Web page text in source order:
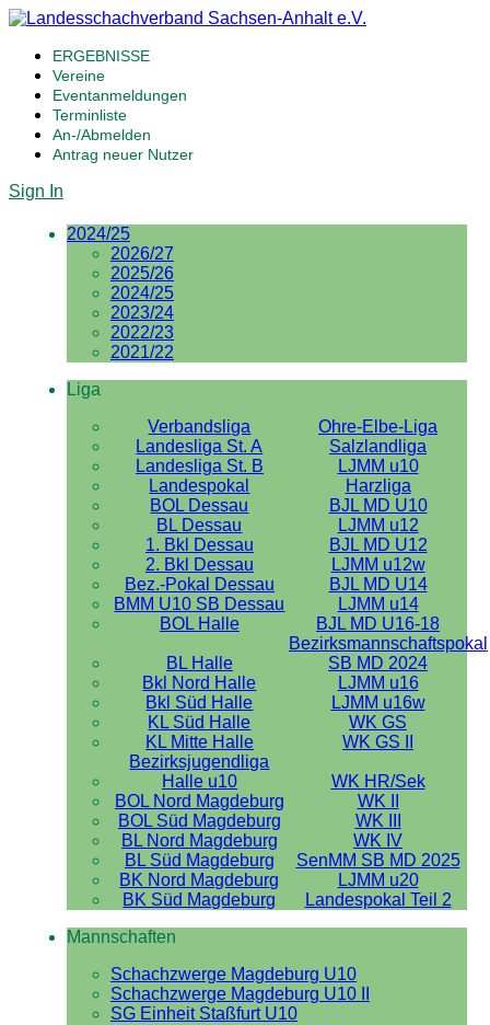
ERGEBNISSE
Vereine
Eventanmeldungen
Terminliste
An-/Abmelden
Antrag neuer Nutzer
Sign In
2024/25
2026/27
2025/26
2024/25
2023/24
2022/23
2021/22
Liga
Verbandsliga
Ohre-Elbe-Liga
Landesliga St. A
Salzlandliga
Landesliga St. B
LJMM u10
Landespokal
Harzliga
BOL Dessau
BJL MD U10
BL Dessau
LJMM u12
1. Bkl Dessau
BJL MD U12
2. Bkl Dessau
LJMM u12w
Bez.-Pokal Dessau
BJL MD U14
BMM U10 SB Dessau
LJMM u14
BOL Halle
BJL MD U16-18
BL Halle
Bezirksmannschaftspokal
SB MD 2024
Bkl Nord Halle
LJMM u16
Bkl Süd Halle
LJMM u16w
KL Süd Halle
WK GS
KL Mitte Halle
WK GS II
Bezirksjugendliga
Halle u10
WK HR/Sek
BOL Nord Magdeburg
WK II
BOL Süd Magdeburg
WK III
BL Nord Magdeburg
WK IV
BL Süd Magdeburg
SenMM SB MD 2025
BK Nord Magdeburg
LJMM u20
BK Süd Magdeburg
Landespokal Teil 2
Mannschaften
Schachzwerge Magdeburg U10
Schachzwerge Magdeburg U10 II
SG Einheit Staßfurt U10